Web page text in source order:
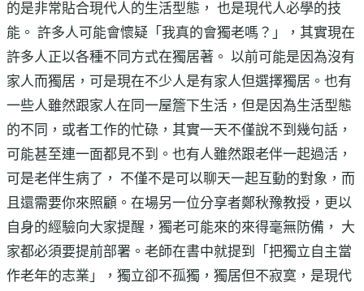
的是非常貼合現代人的生活型態， 也是現代人必學的技
能。 許多人可能會懷疑「我真的會獨老嗎？」，其實現在
許多人正以各種不同方式在獨居著。 以前可能是因為沒有
家人而獨居，可是現在不少人是有家人但選擇獨居。也有
一些人雖然跟家人在同一屋簷下生活，但是因為生活型態
的不同，或者工作的忙碌，其實一天不僅說不到幾句話，
可能甚至連一面都見不到。也有人雖然跟老伴一起過活，
可是老伴生病了， 不僅不是可以聊天一起互動的對象，而
且還需要你來照顧。在場另一位分享者鄭秋豫教授，更以
自身的經驗向大家提醒，獨老可能來的來得毫無防備， 大
家都必須要提前部署。老師在書中就提到「把獨立自主當
作老年的志業」，獨立卻不孤獨，獨居但不寂寞，是現代